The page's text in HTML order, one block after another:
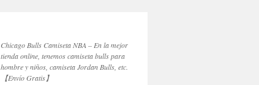
Chicago Bulls Camiseta NBA – En la mejor
tienda online, tenemos camiseta bulls para
hombre y niños, camiseta Jordan Bulls, etc.
【Envío Gratis】